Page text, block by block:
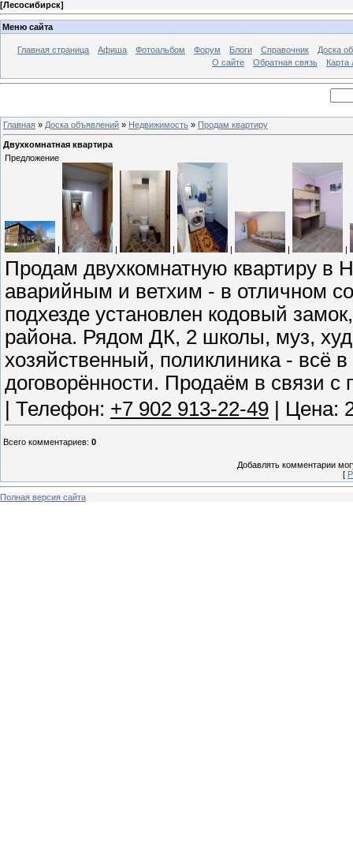
[Лесосибирск]
Меню сайта
Главная страница Афиша Фотоальбом Форум Блоги Справочник
Доска
О сайте
Обратная связь Карта
Главная » Доска объявлений » Недвижимость » Продам квартиру
Двухкомнатная квартира
Предложение
| | | | | |
Продам двухкомнатную квартиру в
аварийным и ветхим - в отличном
подхезде установлен кодовый
района. Рядом ДК, 2 школы, муз,
хозяйственный, поликлиника - всё
договорённости. Продаём в связи с
| Телефон: +7 902 913-22-49 | Цена:
Всего комментариев: 0
Добавлять комментарии
[
Полная версия сайта